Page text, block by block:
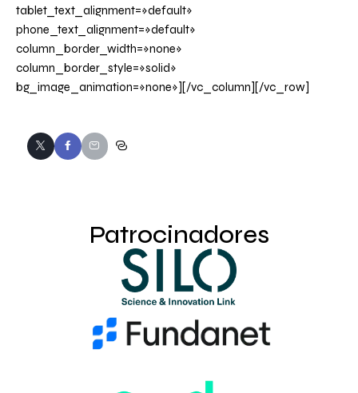
tablet_text_alignment=»default»
phone_text_alignment=»default»
column_border_width=»none»
column_border_style=»solid»
bg_image_animation=»none»][/vc_column][/vc_row]
Patrocinadores